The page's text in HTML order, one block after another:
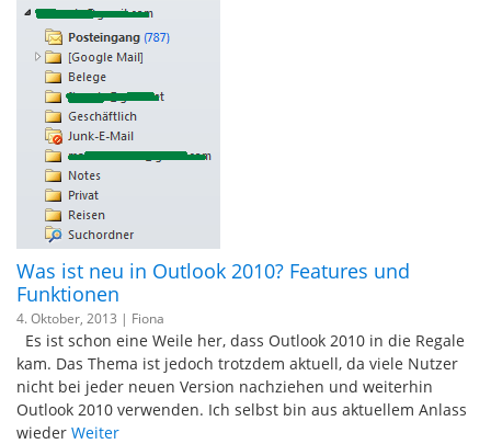
Was ist neu in Outlook 2010? Features und
Funktionen
4. Oktober, 2013 | Fiona
Es ist schon eine Weile her, dass Outlook 2010 in die Regale
kam. Das Thema ist jedoch trotzdem aktuell, da viele Nutzer
nicht bei jeder neuen Version nachziehen und weiterhin
Outlook 2010 verwenden. Ich selbst bin aus aktuellem Anlass
wieder Weiter